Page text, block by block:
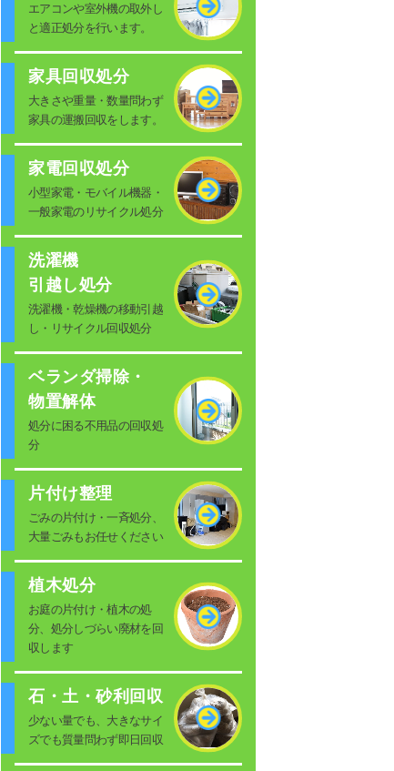
エアコンや室外機の取外し
と適正処分を行います。
家具回収処分
大きさや重量・数量問わず
家具の運搬回収をします。
家電回収処分
小型家電・モバイル機器・
一般家電のリサイクル処分
洗濯機
引越し処分
洗濯機・乾燥機の移動引越
し・リサイクル回収処分
ベランダ掃除・
物置解体
処分に困る不用品の回収処
分
片付け整理
ごみの片付け・一斉処分、
大量ごみもお任せください
植木処分
お庭の片付け・植木の処
分、処分しづらい廃材を回
収します
石・土・砂利回収
少ない量でも、大きなサイ
ズでも質量問わず即日回収